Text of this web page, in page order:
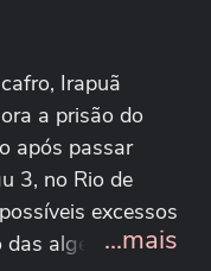
Irapuã
a prisão do
após passar
3, no Rio de
excessos
algemas no
...mais